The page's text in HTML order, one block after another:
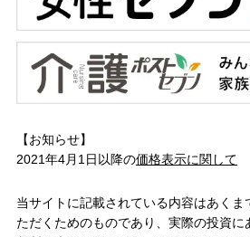
【お知らせ】
2021年4月1日以降の価格表示に関して
当サイトに記載されている内容はあく
ただくためのものであり、実際の投資